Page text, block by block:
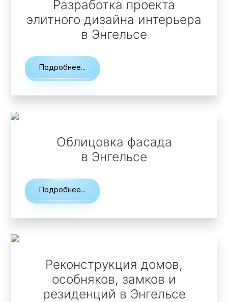
Разработка проекта
элитного дизайна интерьера
в Энгельсе
Подробнее...
Облицовка фасада
в Энгельсе
Подробнее...
Реконструкция домов,
особняков, замков и
резиденций в Энгельсе